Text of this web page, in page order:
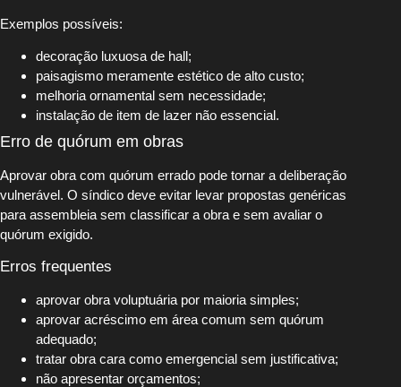
Exemplos possíveis:
decoração luxuosa de hall;
paisagismo meramente estético de alto custo;
melhoria ornamental sem necessidade;
instalação de item de lazer não essencial.
Erro de quórum em obras
Aprovar obra com quórum errado pode tornar a deliberação
vulnerável. O síndico deve evitar levar propostas genéricas
para assembleia sem classificar a obra e sem avaliar o
quórum exigido.
Erros frequentes
aprovar obra voluptuária por maioria simples;
aprovar acréscimo em área comum sem quórum
adequado;
tratar obra cara como emergencial sem justificativa;
não apresentar orçamentos;